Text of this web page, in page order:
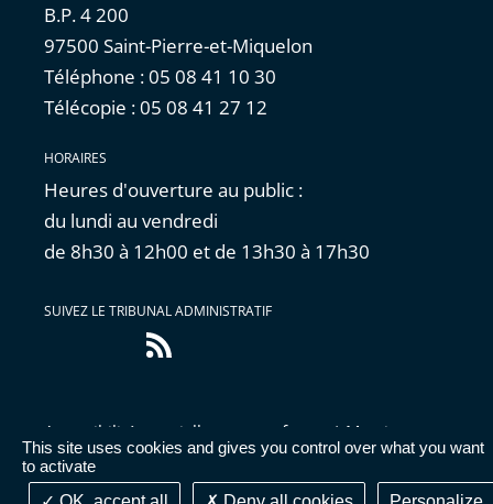
This site uses cookies and gives you control over what you want
to activate
B.P. 4 200
97500 Saint-Pierre-et-Miquelon
Téléphone : 05 08 41 10 30
Télécopie : 05 08 41 27 12
HORAIRES
Heures d'ouverture au public :
du lundi au vendredi
de 8h30 à 12h00 et de 13h30 à 17h30
SUIVEZ LE TRIBUNAL ADMINISTRATIF
Flux
RSS
Accessibilité : partiellement conforme | Mentions
légales
Données personnelles
Publications
administratives